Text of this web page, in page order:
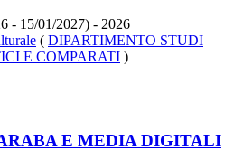
- 15/01/2027) - 2026
( DIPARTIMENTO STUDI
E COMPARATI )
E MEDIA DIGITALI